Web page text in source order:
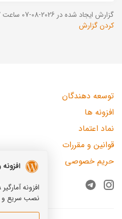
گزارش ایجاد شده در 2026-08-07 ساعت 01:08:47 (UTC +03:30).
کردن گزارش
نصب سریع و
توسعه دهندگان
افزونه ها
نماد اعتماد
قوانین و مقررات
حریم خصوصی
Instagram
Telegram